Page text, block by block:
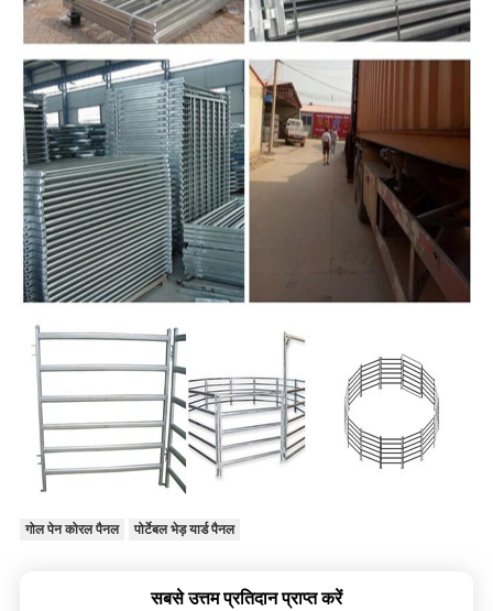
गोल पेन कोरल पैनल पोर्टेबल भेड़ यार्ड पैनल
सबसे उत्तम प्रतिदान प्राप्त करें